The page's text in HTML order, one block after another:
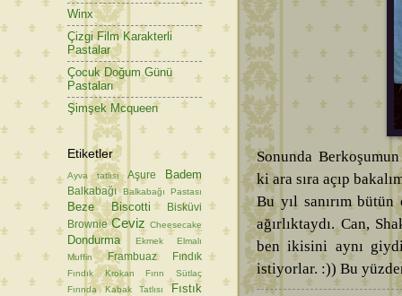
Sonunda
ki ara sıra açıp
Bu yıl sanırım
ağırlıktaydı. Can,
ben ikisini aynı
istiyorlar. :)) Bu
Winx
Çizgi Film Karakterli
Pastalar
Çocuk Doğum Günü
Pastaları
Şimşek Mcqueen
Etiketler
Ayva tatlısı Aşure Badem
Balkabağı Balkabağı Pastası
Beze Biscotti
Bisküvi
Brownie Ceviz Cheesecake
Dondurma Ekmek
Elmalı
Muffin
Frambuaz Fındık
Fındık Krokan
Fırın Sütlaç
Fırında Kabak Tatlısı
Fıstık